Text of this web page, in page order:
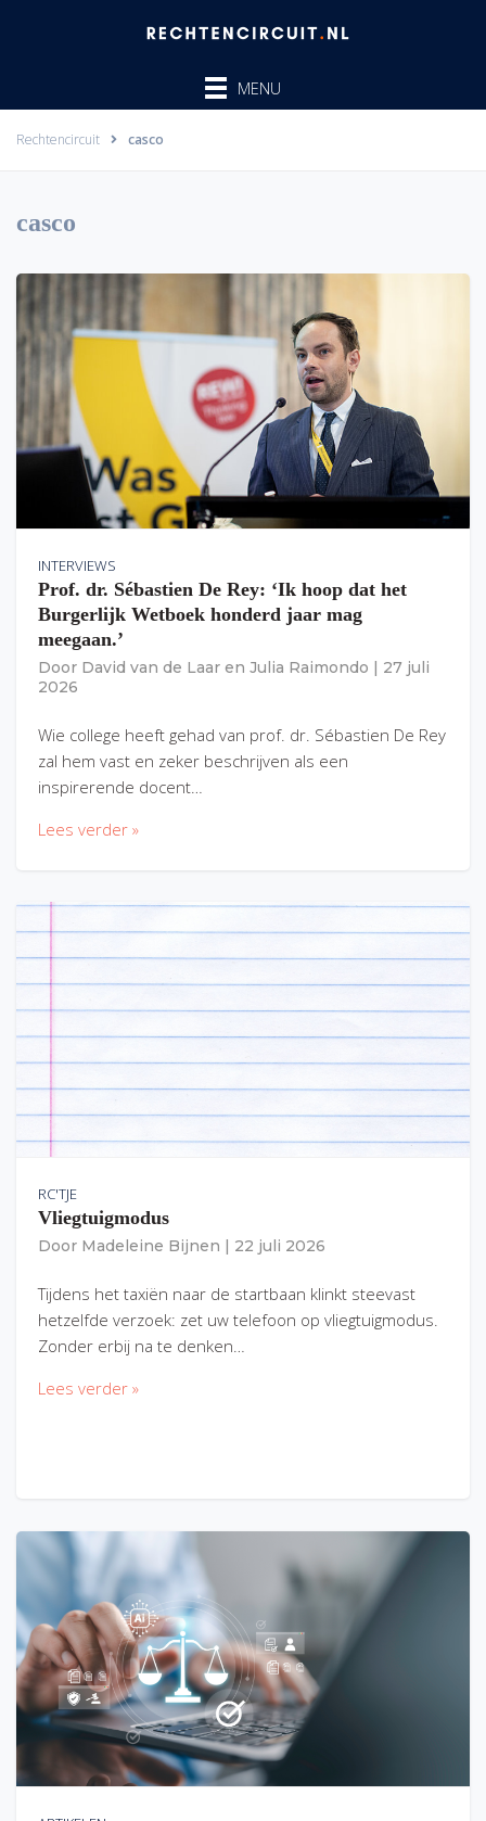
MENU
Rechtencircuit casco
casco
INTERVIEWS
Prof. dr. Sébastien De Rey: ‘Ik hoop dat het
Burgerlijk Wetboek honderd jaar mag
meegaan.’
Door David van de Laar en Julia Raimondo
27 juli
2026
Wie college heeft gehad van prof. dr. Sébastien De Rey
zal hem vast en zeker beschrijven als een
inspirerende docent…
Lees verder »
RC'TJE
Vliegtuigmodus
Door Madeleine Bijnen 22 juli 2026
Tijdens het taxiën naar de startbaan klinkt steevast
hetzelfde verzoek: zet uw telefoon op vliegtuigmodus.
Zonder erbij na te denken…
Lees verder »